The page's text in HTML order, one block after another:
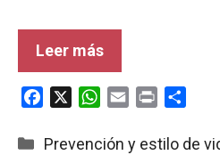
Leer más
c
W
a
a
i
m
Categorías
Prevención y estilo de